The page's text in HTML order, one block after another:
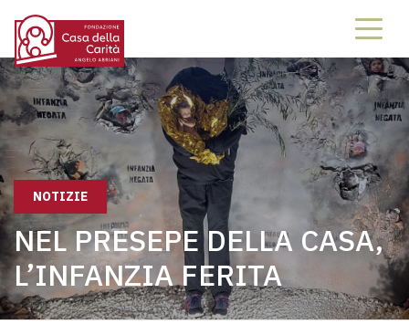
NOTIZIE
NEL PRESEPE DELLA CASA,
L’INFANZIA FERITA